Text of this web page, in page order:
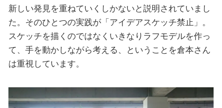
新しい発見を重ねていくしかないと説明されていまし
た。そのひとつの実践が「アイデアスケッチ禁止」。
スケッチを描くのではなくいきなりラフモデルを作っ
て、手を動かしながら考える、ということを倉本さん
は重視しています。